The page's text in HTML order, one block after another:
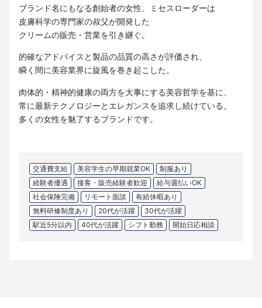
ブランド名にもなる創始者の女性、ミセスローダーは
皮膚科学の専門家の叔父が開発した
クリームの販売・営業を引き継ぐ。
的確なアドバイスと製品の品質の高さが評価され、
瞬く間に美容業界に旋風を巻き起こした。
肉体的・精神的健康の両方を大事にする美容哲学を基に、
常に最新テクノロジーとエレガンスを追求し続けている。
多くの女性を魅了するブランドです。
交通費支給 美容学生の早期就業OK
制服あり
経験者優遇
接客・販売経験者歓迎
給与週払いOK
社会保険完備
リモート面談
有給休暇あり
無料研修制度あり
20代が活躍
30代が活躍
駅近5分以内
40代が活躍 シフト勤務 開始日応相談